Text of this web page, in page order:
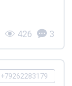
426 3
+79262283179